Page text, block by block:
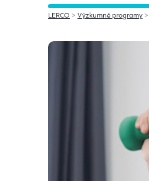
LERCO > Výzkumné programy >